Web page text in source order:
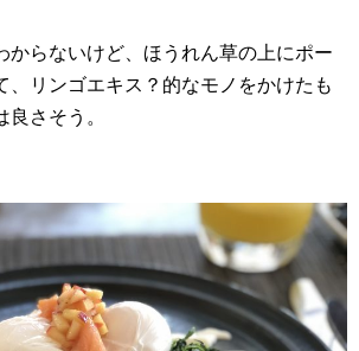
からないけど、ほうれん草の上にポー
、リンゴエキス？的なモノをかけたも
さそう。